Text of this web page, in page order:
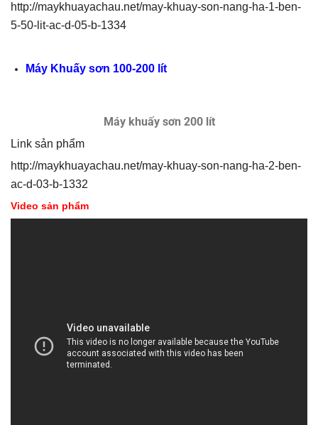
http://maykhuayachau.net/may-khuay-son-nang-ha-1-ben-
5-50-lit-ac-d-05-b-1334
Máy Khuấy sơn 100-200 lít
Máy khuấy sơn 200 lít
Link sản phẩm
http://maykhuayachau.net/may-khuay-son-nang-ha-2-ben-
ac-d-03-b-1332
Video sản phẩm